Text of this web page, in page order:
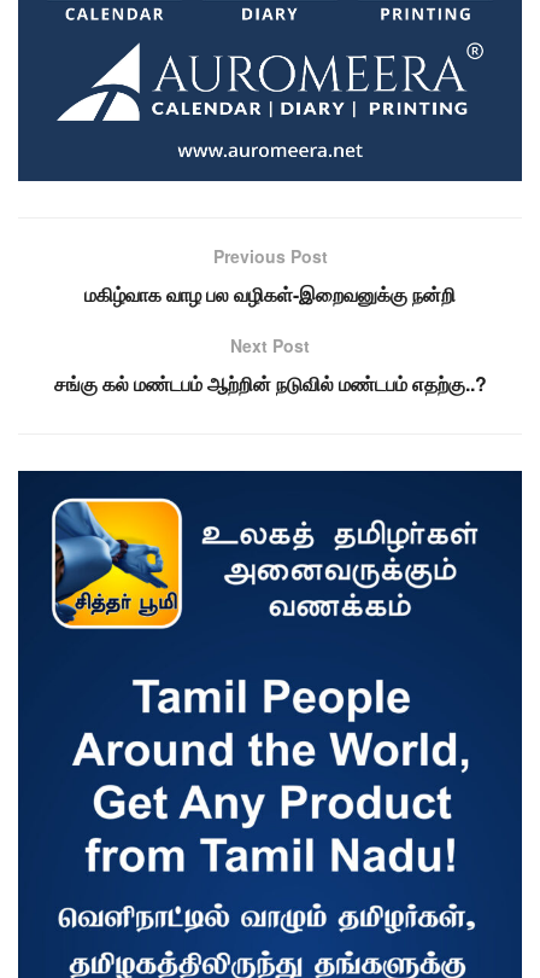
Previous Post
மகிழ்வாக வாழ பல வழிகள்-இறைவனுக்கு நன்றி
Next Post
சங்கு கல் மண்டபம் ஆற்றின் நடுவில் மண்டபம் எதற்கு..?